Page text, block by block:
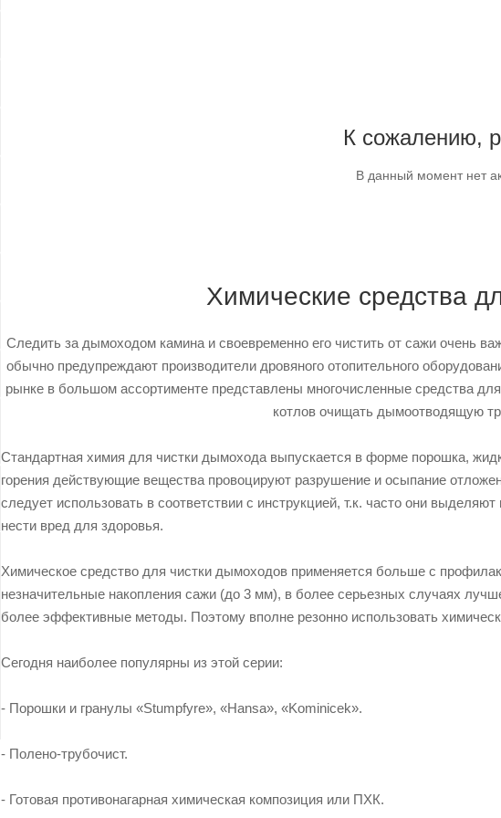
К сожалению,
В данный момент нет
Химические средства
Следить за дымоходом камина и своевременно его чистить от сажи очень
обычно предупреждают производители дровяного отопительного
рынке в большом ассортименте представлены многочисленные средства
котлов очищать дымоотводящую
Стандартная химия для чистки дымохода выпускается в форме порошка,
горения действующие вещества провоцируют разрушение и осыпание
следует использовать в соответствии с инструкцией, т.к. часто они
нести вред для здоровья.
Химическое средство для чистки дымоходов применяется больше с
незначительные накопления сажи (до 3 мм), в более серьезных случаях
более эффективные методы. Поэтому вполне резонно использовать
Сегодня наиболее популярны из этой серии:
- Порошки и гранулы «Stumpfyre», «Hansa», «Kominicek».
- Полено-трубочист.
- Готовая противонагарная химическая композиция или ПХК.